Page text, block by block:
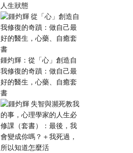
人生狀態
鍾灼輝：從「心」創造自
我修復的奇蹟：做自己最
好的醫生，心藥、自癒套
書